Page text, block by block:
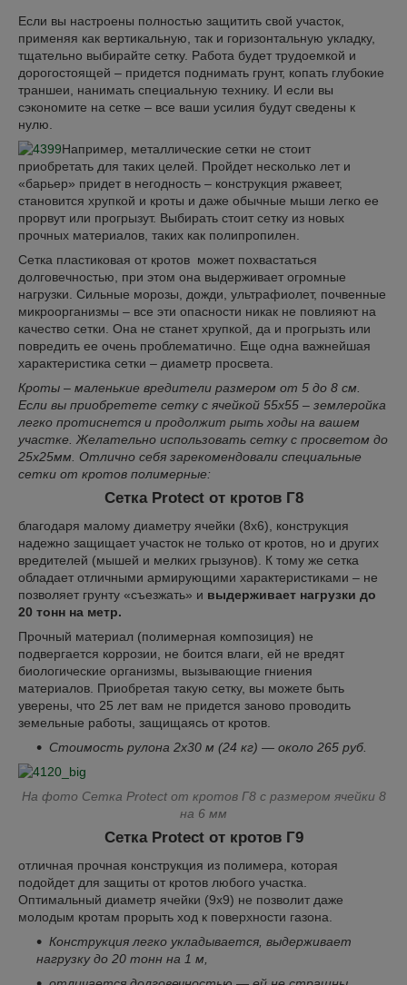
Если вы настроены полностью защитить свой участок,
применяя как вертикальную, так и горизонтальную укладку,
тщательно выбирайте сетку. Работа будет трудоемкой и
дорогостоящей – придется поднимать грунт, копать глубокие
траншеи, нанимать специальную технику. И если вы
сэкономите на сетке – все ваши усилия будут сведены к
нулю.
Например, металлические сетки не стоит
приобретать для таких целей. Пройдет несколько лет и
«барьер» придет в негодность – конструкция ржавеет,
становится хрупкой и кроты и даже обычные мыши легко ее
прорвут или прогрызут. Выбирать стоит сетку из новых
прочных материалов, таких как полипропилен.
Сетка пластиковая от кротов может похвастаться
долговечностью, при этом она выдерживает огромные
нагрузки. Сильные морозы, дожди, ультрафиолет, почвенные
микроорганизмы – все эти опасности никак не повлияют на
качество сетки. Она не станет хрупкой, да и прогрызть или
повредить ее очень проблематично. Еще одна важнейшая
характеристика сетки – диаметр просвета.
Кроты – маленькие вредители размером от 5 до 8 см.
Если вы приобретете сетку с ячейкой 55х55 – землеройка
легко протиснется и продолжит рыть ходы на вашем
участке. Желательно использовать сетку с просветом до
25х25мм. Отлично себя зарекомендовали специальные
сетки от кротов полимерные:
Сетка Рrotect от кротов Г8
благодаря малому диаметру ячейки (8х6), конструкция
надежно защищает участок не только от кротов, но и других
вредителей (мышей и мелких грызунов). К тому же сетка
обладает отличными армирующими характеристиками – не
позволяет грунту «съезжать» и выдерживает нагрузки до
20 тонн на метр.
Прочный материал (полимерная композиция) не
подвергается коррозии, не боится влаги, ей не вредят
биологические организмы, вызывающие гниения
материалов. Приобретая такую сетку, вы можете быть
уверены, что 25 лет вам не придется заново проводить
земельные работы, защищаясь от кротов.
Стоимость рулона 2х30 м (24 кг) — около 265 руб.
На фото Сетка Рrotect от кротов Г8 с размером ячейки 8
на 6 мм
Сетка Рrotect от кротов Г9
отличная прочная конструкция из полимера, которая
подойдет для защиты от кротов любого участка.
Оптимальный диаметр ячейки (9х9) не позволит даже
молодым кротам прорыть ход к поверхности газона.
Конструкция легко укладывается, выдерживает
нагрузку до 20 тонн на 1 м,